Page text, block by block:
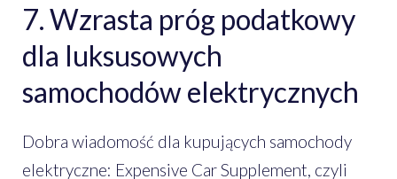
7. Wzrasta próg podatkowy
dla luksusowych
samochodów elektrycznych
Dobra wiadomość dla kupujących samochody
elektryczne: Expensive Car Supplement, czyli